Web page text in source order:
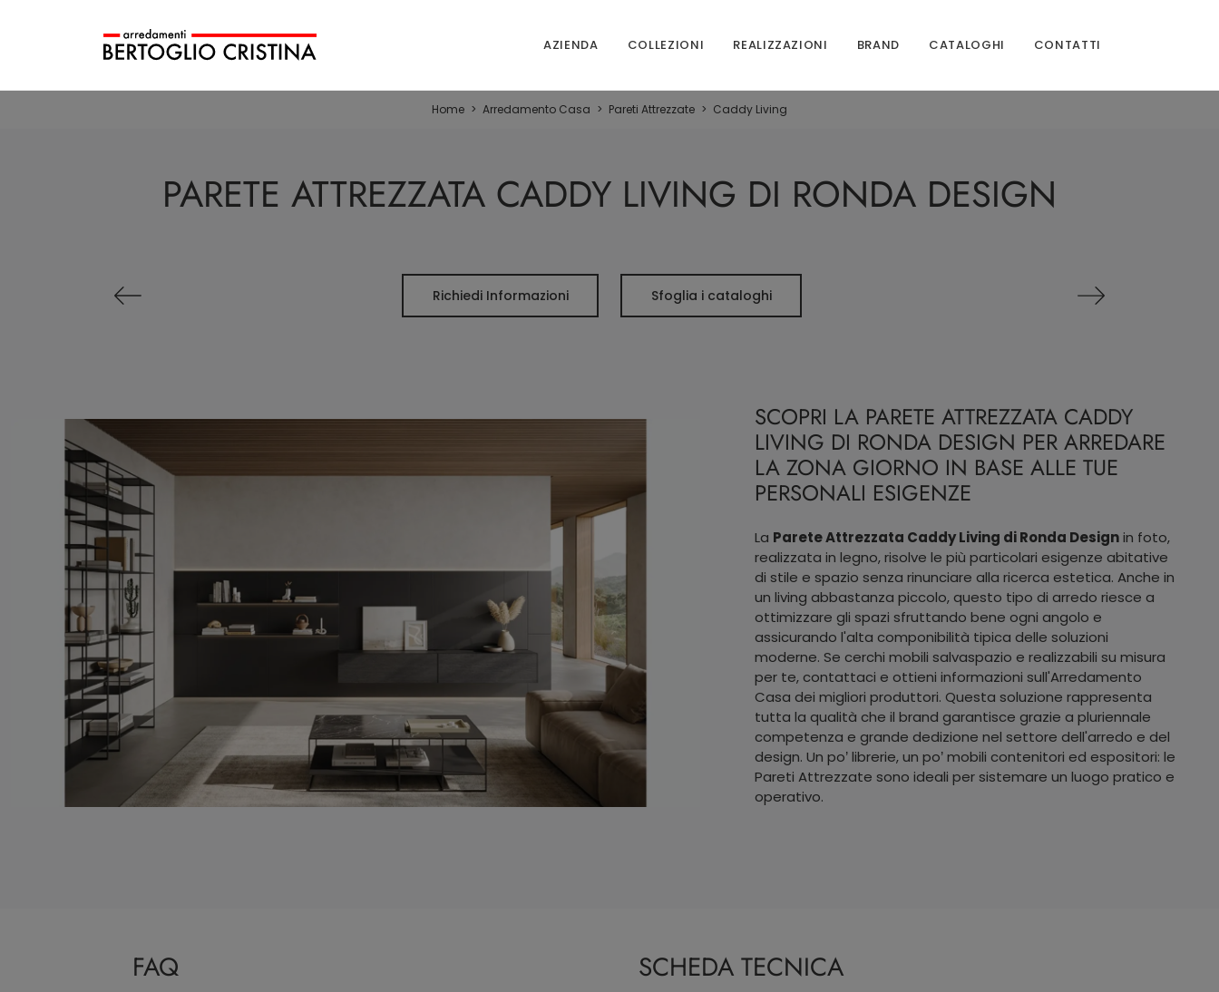
AZIENDA COLLEZIONI REALIZZAZIONI BRAND CATALOGHI CONTATTI
Home > Arredamento Casa > Pareti Attrezzate > Caddy Living
PARETE ATTREZZATA CADDY LIVING DI RONDA DESIGN
Richiedi Informazioni Sfoglia i cataloghi
SCOPRI LA PARETE ATTREZZATA CADDY
LIVING DI RONDA DESIGN PER ARREDARE
LA ZONA GIORNO IN BASE ALLE TUE
PERSONALI ESIGENZE
La Parete Attrezzata Caddy Living di Ronda Designin foto,
realizzata in legno, risolve le più particolari esigenze abitative
di stile e spazio senza rinunciare alla ricerca estetica. Anche in
un living abbastanza piccolo, questo tipo di arredo riesce a
ottimizzare gli spazi sfruttando bene ogni angolo e
assicurando l'alta componibilità tipica delle soluzioni
moderne. Se cerchi mobili salvaspazio e realizzabili su misura
per te, contattaci e ottieni informazioni sull'Arredamento
Casa dei migliori produttori. Questa soluzione rappresenta
tutta la qualità che il brand garantisce grazie a pluriennale
competenza e grande dedizione nel settore dell'arredo e del
design. Un po’ librerie, un po’ mobili contenitori ed espositori: le
Pareti Attrezzate sono ideali per sistemare un luogo pratico e
operativo.
FAQ SCHEDA TECNICA